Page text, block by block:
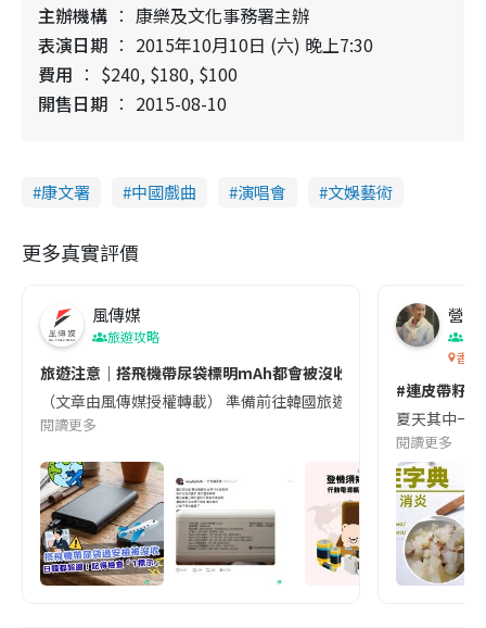
主辦機構
康樂及文化事務署主辦
表演日期
2015年10月10日 (六) 晚上7:30
費用
$240, $180, $100
開售日期
2015-08-10
康文署 中國戲曲 演唱會 文娛藝術
更多真實評價
風傳媒
旅遊攻略
旅遊注意｜搭飛機帶尿袋標明mAh都會被沒收😱出發前切記檢查
（文章由風傳媒授權轉載） 準備前往韓國旅遊的民眾，近期要
閱讀更多
營養
香港
#連皮帶籽
夏天其中一
閱讀更多